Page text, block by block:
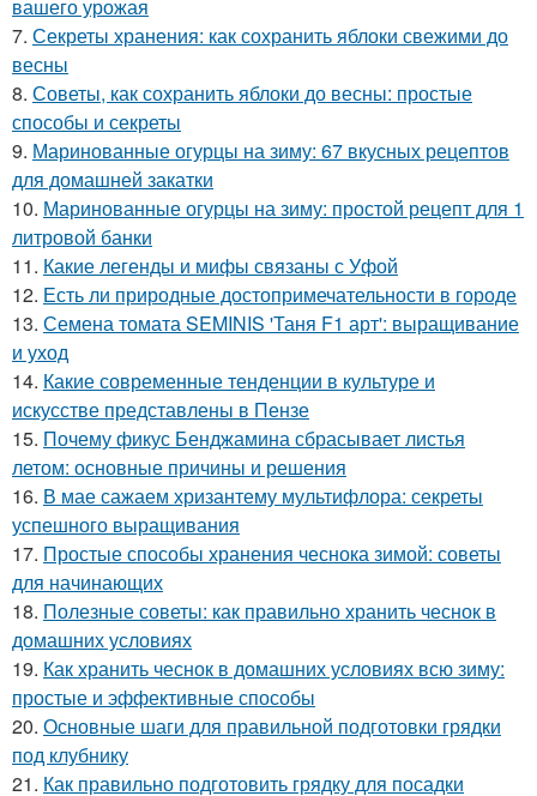
вашего урожая
7. Секреты хранения: как сохранить яблоки свежими до
весны
8. Советы, как сохранить яблоки до весны: простые
способы и секреты
9. Маринованные огурцы на зиму: 67 вкусных рецептов
для домашней закатки
10. Маринованные огурцы на зиму: простой рецепт для 1
литровой банки
11. Какие легенды и мифы связаны с Уфой
12. Есть ли природные достопримечательности в городе
13. Семена томата SEMINIS 'Таня F1 арт': выращивание
и уход
14. Какие современные тенденции в культуре и
искусстве представлены в Пензе
15. Почему фикус Бенджамина сбрасывает листья
летом: основные причины и решения
16. В мае сажаем хризантему мультифлора: секреты
успешного выращивания
17. Простые способы хранения чеснока зимой: советы
для начинающих
18. Полезные советы: как правильно хранить чеснок в
домашних условиях
19. Как хранить чеснок в домашних условиях всю зиму:
простые и эффективные способы
20. Основные шаги для правильной подготовки грядки
под клубнику
21. Как правильно подготовить грядку для посадки